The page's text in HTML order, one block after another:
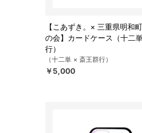
【こあずき。× 三重県明和
の会】カードケース（十二
行）
（十二単 × 斎王群行）
￥5,000